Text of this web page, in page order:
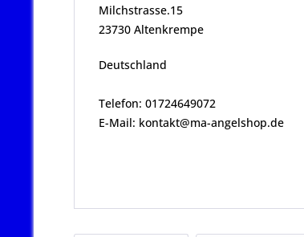
Milchstrasse.15
23730 Altenkrempe
Deutschland
Telefon: 01724649072
E-Mail: kontakt@ma-angelshop.de